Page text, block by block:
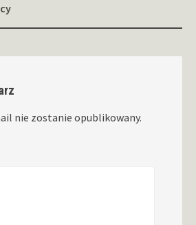
nie zostanie opublikowany.